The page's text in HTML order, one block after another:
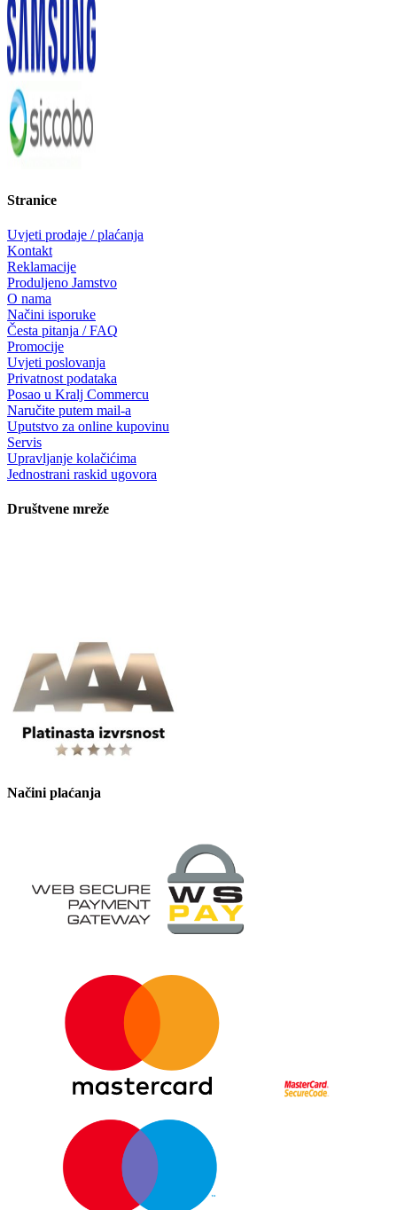
Stranice
Uvjeti prodaje / plaćanja
Kontakt
Reklamacije
Produljeno Jamstvo
O nama
Načini isporuke
Česta pitanja / FAQ
Promocije
Uvjeti poslovanja
Privatnost podataka
Posao u Kralj Commercu
Naručite putem mail-a
Uputstvo za online kupovinu
Servis
Upravljanje kolačićima
Jednostrani raskid ugovora
Društvene mreže
Načini plaćanja